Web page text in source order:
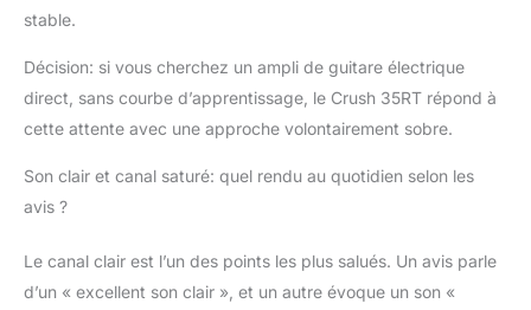
stable.
Décision: si vous cherchez un ampli de guitare électrique
direct, sans courbe d’apprentissage, le Crush 35RT répond à
cette attente avec une approche volontairement sobre.
Son clair et canal saturé: quel rendu au quotidien selon les
avis ?
Le canal clair est l’un des points les plus salués. Un avis parle
d’un « excellent son clair », et un autre évoque un son «